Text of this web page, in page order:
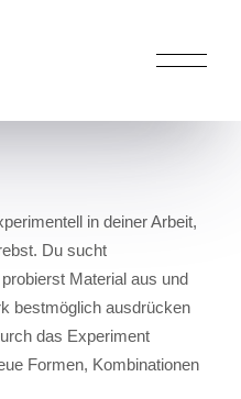
in deiner Arbeit,
Du sucht
Material aus und
bestmöglich ausdrücken
das Experiment
Formen, Kombinationen